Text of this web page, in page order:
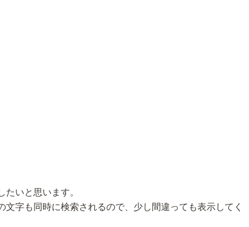
いと思います。
字も同時に検索されるので、少し間違っても表示してく